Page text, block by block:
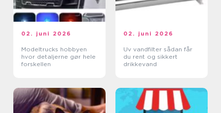
02. juni 2026
Modeltrucks hobbyen
hvor detaljerne gør hele
forskellen
02. juni 2026
Uv vandfilter sådan får
du rent og sikkert
drikkevand